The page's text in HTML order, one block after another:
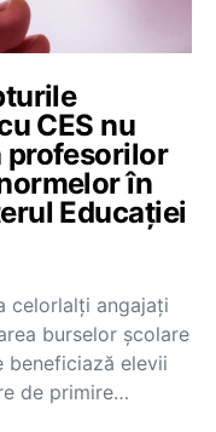
CES nu
profesorilor
în
Educației
celorlalți angajați
burselor școlare
beneficiază elevii
de primire…